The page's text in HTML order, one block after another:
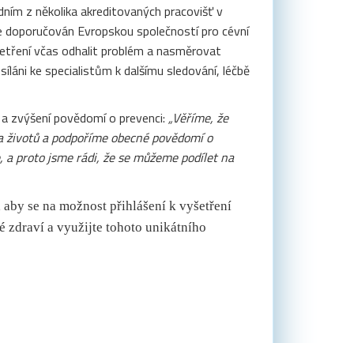
z několika akreditovaných pracovišť v
Evropskou společností pro cévní
včas odhalit problém a nasměrovat
ke specialistům k dalšímu sledování, léčbě
zvýšení povědomí o prevenci: „Věříme, že
a podpoříme obecné povědomí o
proto jsme rádi, že se můžeme podílet na
se na možnost přihlášení k vyšetření
zdraví a využijte tohoto unikátního